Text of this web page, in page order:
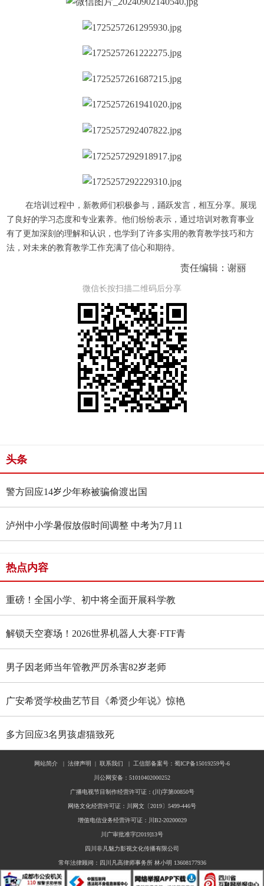
在培训过程中，新教师们积极参与，踊跃发言，相互分享。展现
了良好的学习态度和专业素养。他们纷纷表示，通过培训对教育事业
有了更加深刻的理解和认识，也学到了许多实用的教育教学技巧和方
法，对未来的教育教学工作充满了信心和期待。
责任编辑：谢丽
微信长按扫描二维码后分享
头条
警方回应14岁少年称被骗偷渡出国
泸州中小学暑假放假时间调整 中考为7月11
日-13日
热点内容
重磅！全国小学、初中将全面开展科学教
育“做中学”领航行动
解锁天空赛场！2026世界机器人大赛·FTF青
少年无人机大赛四川选拔赛燃情启幕
男子因老师当年管教严厉杀害82岁老师
广安希贤学校曲艺节目《希贤少年说》惊艳
全国舞台 斩获国家级殊荣
多方回应3名男孩虐猫致死
网站简介 | 法律声明 | 联系我们 | 工信部备案号：蜀ICP备15019259号-6
川公网安备：51010402000252
广播电视节目制作经营许可证：(川)字第00850号
网络文化经营许可证：川网文〔2019〕5499-446号
增值电信业务经营许可证：川B2-20200029
川广审批准字[2019]13号
四川非凡魅力影视文化传播有限公司
常年法律顾问：四川凡高律师事务所 林小明 13608177936